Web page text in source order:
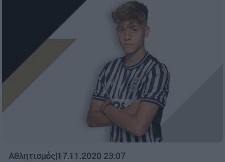
Αθλητισμός|17.11.2020 23:07